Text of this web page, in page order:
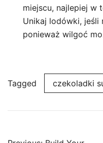
miejscu, najlepiej w
Unikaj lodówki, jeśli
ponieważ wilgoć
Tagged czekoladki